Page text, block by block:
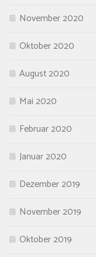
November 2020
Oktober 2020
August 2020
Mai 2020
Februar 2020
Januar 2020
Dezember 2019
November 2019
Oktober 2019